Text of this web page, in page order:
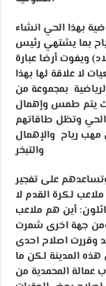
بهذا الحي انشاء
بما يشتهي رئيس
ويفوت أرضا عبارة
لإحدى الجمعيات لا علاقة لها بهذا
بمجموعة من
يتم طمس وإهمال
وتظل طاقاتهم
مهب رياح والإهمال
والتبخر
على تفجير
لكرة القدم لا
أين هم ملاعب
ومن جهة اخرى شمرت
وقررت اصلاح احدى
هذه المدينة لكن ما
عمالة المحمدية من